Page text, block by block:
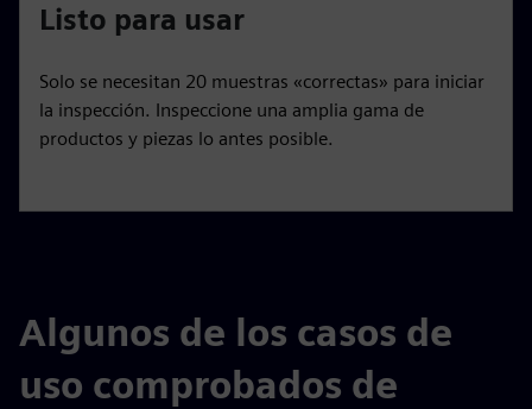
Listo para usar
Solo se necesitan 20 muestras «correctas» para iniciar
la inspección. Inspeccione una amplia gama de
productos y piezas lo antes posible.
Algunos de los casos de
uso comprobados de